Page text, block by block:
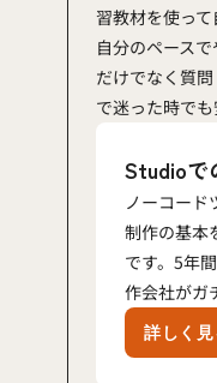
習教材を使って
自分のペース
だけでなく質
で迷った時でも
Studioで
ノーコー
制作の基本
です。5年
作会社がガ
詳しく見